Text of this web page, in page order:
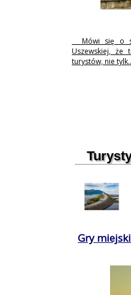
Mówi się o
Uszewskiej, że
turystów, nie tylk..
Gry